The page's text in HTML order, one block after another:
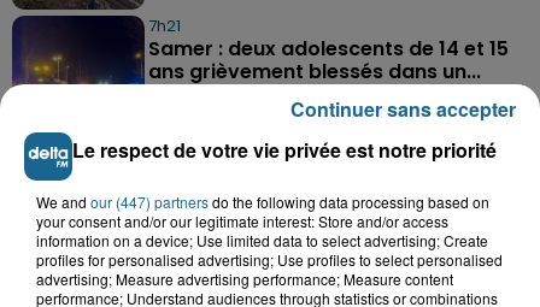
7h21
Samer : deux adolescents de 14 et 15
ans grièvement blessés dans un...
8 août 2026
dans un accident de trottinette...
Le respect de votre vie privée est notre priorité
We and our (447) partnersdo the following data processing based on
your consent and/or our legitimate interest: Store and/or access
information on a device; Use limited data to select advertising; Create
profiles for personalised advertising; Use profiles to select personalised
advertising; Measure advertising performance; Measure content
performance; Understand audiences through statistics or combinations
Continuer sans accepter